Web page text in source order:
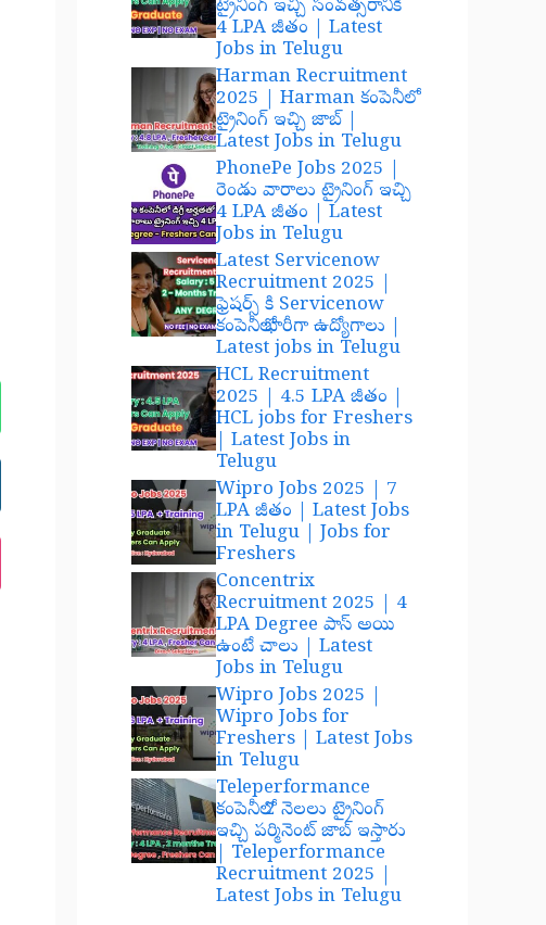
ట్రైనింగ్ ఇచ్చి సంవత్సరానికి
4 LPA జీతం | Latest
Jobs in Telugu
Harman Recruitment
2025 | Harman కంపెనీలో
ట్రైనింగ్ ఇచ్చి జాబ్ |
Latest Jobs in Telugu
PhonePe Jobs 2025 |
రెండు వారాలు ట్రైనింగ్ ఇచ్చి
4 LPA జీతం | Latest
Jobs in Telugu
Latest Servicenow
Recruitment 2025 |
ఫ్రెషర్స్ కి Servicenow
కంపెనీలో భారీగా ఉద్యోగాలు |
Latest jobs in Telugu
HCL Recruitment
2025 | 4.5 LPA జీతం |
HCL jobs for Freshers
| Latest Jobs in
Telugu
Wipro Jobs 2025 | 7
LPA జీతం | Latest Jobs
in Telugu | Jobs for
Freshers
Concentrix
Recruitment 2025 | 4
LPA Degree పాస్ అయి
ఉంటే చాలు | Latest
Jobs in Telugu
Wipro Jobs 2025 |
Wipro Jobs for
Freshers | Latest Jobs
in Telugu
Teleperformance
కంపెనీలో 2 నెలలు ట్రైనింగ్
ఇచ్చి పర్మినెంట్ జాబ్ ఇస్తారు
| Teleperformance
Recruitment 2025 |
Latest Jobs in Telugu